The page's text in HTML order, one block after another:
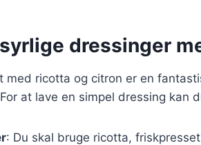
dressinger
med ricotta og citron er en
at lave en simpel dressing kan
: Du skal bruge ricotta,